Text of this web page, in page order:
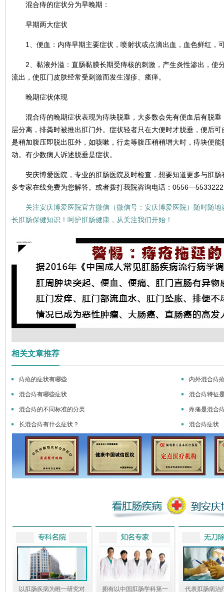
混合痔的症状分为早晚期：
早期两大症状
1、便血：内痔早期主要症状，喷射状或点滴出血，血色鲜红，
2、黏液外溢：直肠黏膜长期受痔核的刺激，产生炎性渗出，使
流出，使肛门皮肤经常受刺激而发生湿疹、瘙痒。
晚期症状体现
混合痔的晚期症状表现为痔块脱垂，大多数会先有便血后有脱垂
层分离，排粪时被推出肛门外。症状轻者只在大便时才脱垂，便后
是稍加腹压即脱出肛外，如咳嗽，行走等腹压稍稍增大时，痔块便
动。有少数病人诉述脱垂是症状。
安庆博爱医院，专业的肛肠医院及时检查，想要知道更多与肛肠
多专家在线免费为您解答。或者拨打我院咨询电话：
关注安庆博爱医院官方微信（微信号：安庆博爱医院）随时随
长肛肠保健知识！呵护肛肠健康，从关注我们开始！
相关文章推荐
痔疮的症状有哪些 内外混合痔
混合痔有哪些症状 混合痔特征
混合痔的不同标准的分类 疼痛是混合
长混合痔有什么症状？ 混合痔症状
以肛肠疾病为唯一研究对 拥有以中国肛肠学科第一 代表肛肠病治